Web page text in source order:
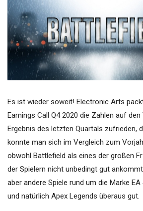
Es ist wieder soweit! Electronic Arts
Earnings Call Q4 2020 die Zahlen auf
Ergebnis des letzten Quartals zufrieden,
konnte man sich im Vergleich zum
obwohl Battlefield als eines der großen
der Spielern nicht unbedingt gut
aber andere Spiele rund um die Marke
und natürlich Apex Legends überaus gut.